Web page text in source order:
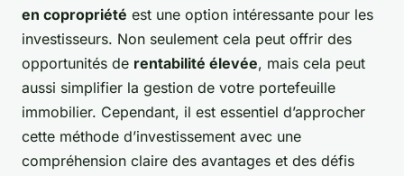
en copropriété est une option intéressante pour les
investisseurs. Non seulement cela peut offrir des
opportunités de rentabilité élevée, mais cela peut
aussi simplifier la gestion de votre portefeuille
immobilier. Cependant, il est essentiel d’approcher
cette méthode d’investissement avec une
compréhension claire des avantages et des défis